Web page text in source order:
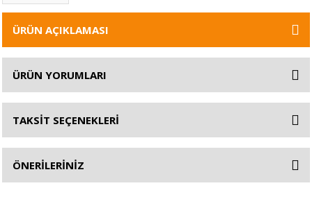
ÜRÜN AÇIKLAMASI
ÜRÜN YORUMLARI
TAKSİT SEÇENEKLERİ
ÖNERİLERİNİZ